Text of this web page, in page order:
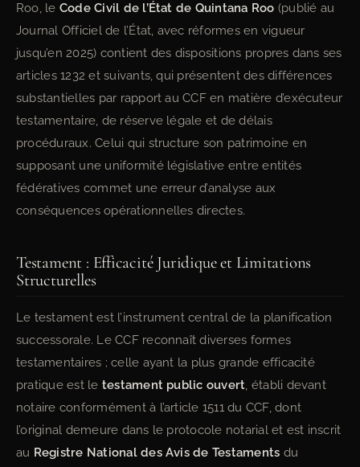
Roo, le Code Civil de l’État de Quintana Roo (publié au
Journal Officiel de l’État, avec réformes en vigueur
jusqu’en 2025) contient des dispositions propres dans ses
articles 1232 et suivants, qui présentent des différences
substantielles par rapport au CCF en matière d’exécuteur
testamentaire, de réserve légale et de délais
procéduraux. Celui qui structure son patrimoine en
supposant une uniformité législative entre entités
fédératives commet une erreur d’analyse aux
conséquences opérationnelles directes.
Testament : Efficacité Juridique et Limitations
Structurelles
Le testament est l’instrument central de la planification
successorale. Le CCF reconnaît diverses formes
testamentaires ; celle ayant la plus grande efficacité
pratique est le testament public ouvert, établi devant
notaire conformément à l’article 1511 du CCF, dont
l’original demeure dans le protocole notarial et est inscrit
au Registre National des Avis de Testaments du